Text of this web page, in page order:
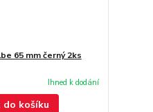
65 mm černý 2ks
Ihned k dodání
do košíku